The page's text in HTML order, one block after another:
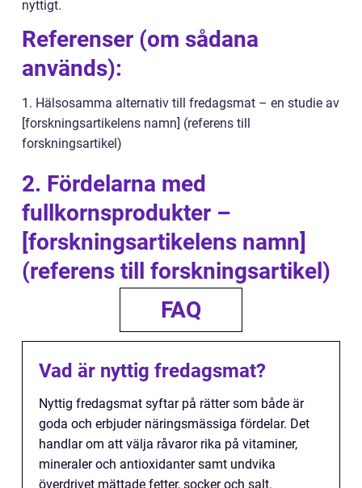
nyttigt.
Referenser (om sådana
används):
1. Hälsosamma alternativ till fredagsmat – en studie av
[forskningsartikelens namn] (referens till
forskningsartikel)
2. Fördelarna med
fullkornsprodukter –
[forskningsartikelens namn]
(referens till forskningsartikel)
FAQ
Vad är nyttig fredagsmat?
Nyttig fredagsmat syftar på rätter som både är
goda och erbjuder näringsmässiga fördelar. Det
handlar om att välja råvaror rika på vitaminer,
mineraler och antioxidanter samt undvika
överdrivet mättade fetter, socker och salt.